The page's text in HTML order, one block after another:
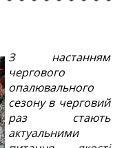
З настанням
чергового
опалювального
сезону в черговий
раз стають
актуальними